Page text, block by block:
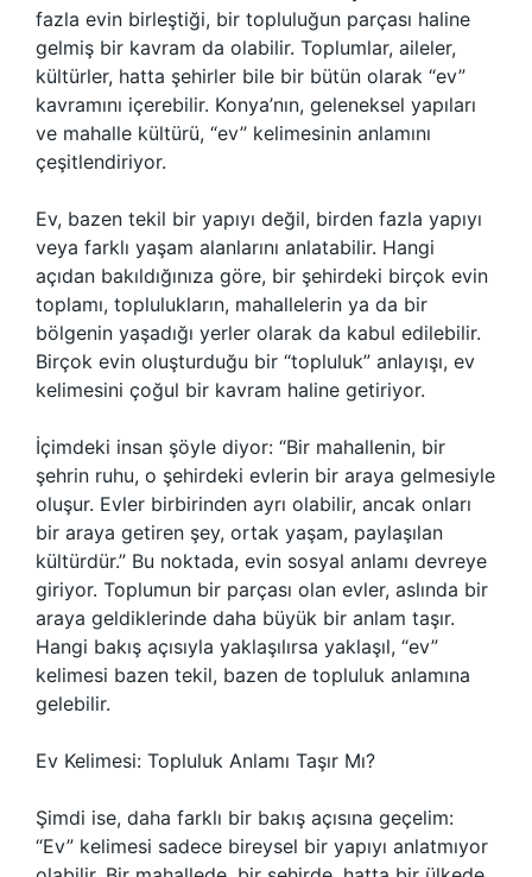
fazla evin birleştiği, bir topluluğun parçası haline
gelmiş bir kavram da olabilir. Toplumlar, aileler,
kültürler, hatta şehirler bile bir bütün olarak “ev”
kavramını içerebilir. Konya’nın, geleneksel yapıları
ve mahalle kültürü, “ev” kelimesinin anlamını
çeşitlendiriyor.
Ev, bazen tekil bir yapıyı değil, birden fazla yapıyı
veya farklı yaşam alanlarını anlatabilir. Hangi
açıdan bakıldığınıza göre, bir şehirdeki birçok evin
toplamı, toplulukların, mahallelerin ya da bir
bölgenin yaşadığı yerler olarak da kabul edilebilir.
Birçok evin oluşturduğu bir “topluluk” anlayışı, ev
kelimesini çoğul bir kavram haline getiriyor.
İçimdeki insan şöyle diyor: “Bir mahallenin, bir
şehrin ruhu, o şehirdeki evlerin bir araya gelmesiyle
oluşur. Evler birbirinden ayrı olabilir, ancak onları
bir araya getiren şey, ortak yaşam, paylaşılan
kültürdür.” Bu noktada, evin sosyal anlamı devreye
giriyor. Toplumun bir parçası olan evler, aslında bir
araya geldiklerinde daha büyük bir anlam taşır.
Hangi bakış açısıyla yaklaşılırsa yaklaşıl, “ev”
kelimesi bazen tekil, bazen de topluluk anlamına
gelebilir.
Ev Kelimesi: Topluluk Anlamı Taşır Mı?
Şimdi ise, daha farklı bir bakış açısına geçelim:
“Ev” kelimesi sadece bireysel bir yapıyı anlatmıyor